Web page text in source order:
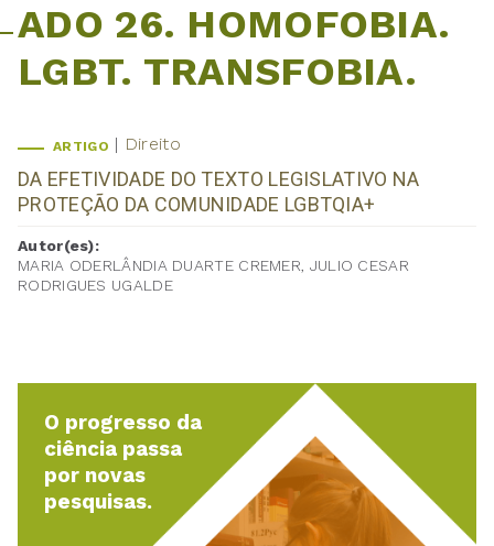
ADO 26. HOMOFOBIA.
LGBT. TRANSFOBIA.
ARTIGO Direito
DA EFETIVIDADE DO TEXTO LEGISLATIVO NA
PROTEÇÃO DA COMUNIDADE LGBTQIA+
Autor(es):
MARIA ODERLÂNDIA DUARTE CREMER, JULIO CESAR
RODRIGUES UGALDE
O progresso da
ciência passa
por novas
pesquisas.